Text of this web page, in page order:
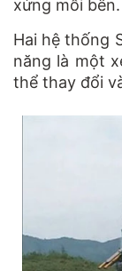
xứng mỗi bên.
Hai hệ thống
năng là một
thể thay đổi